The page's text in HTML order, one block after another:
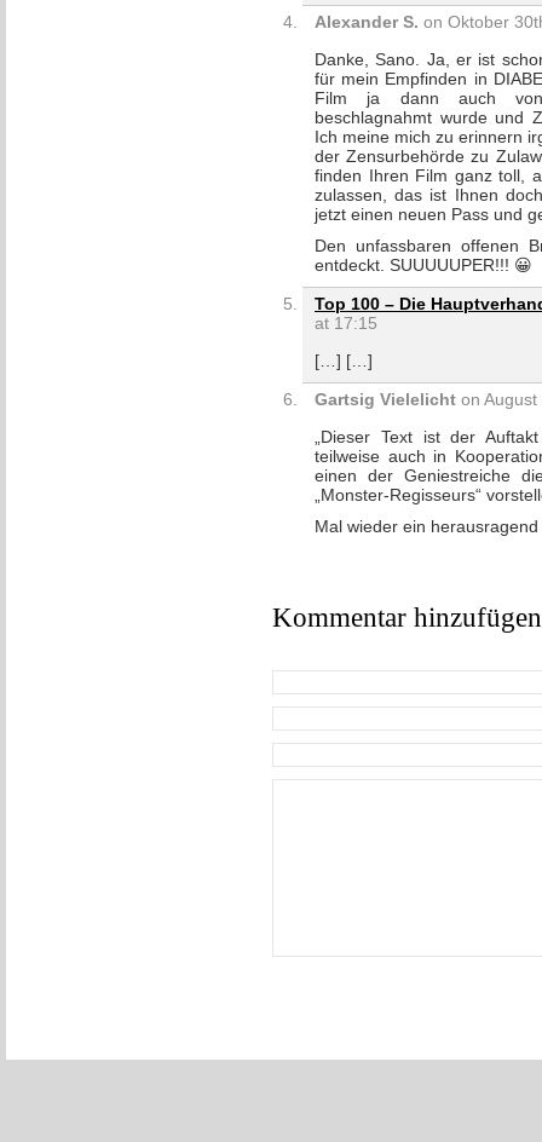
Alexander S. on Oktober
Danke, Sano. Ja, er ist
für mein Empfinden in
Film ja dann auch von
beschlagnahmt wurde und
Ich meine mich zu erinnern
der Zensurbehörde zu
finden Ihren Film ganz toll,
zulassen, das ist Ihnen
jetzt einen neuen Pass und
Den unfassbaren offenen
entdeckt. SUUUUUPER!!! 😀
Top 100 – Die
at 17:15
[…] […]
Gartsig Vielelicht on
„Dieser Text ist der
teilweise auch in
einen der Geniestreiche
„Monster-Regisseurs“
Mal wieder ein
Kommentar hinzufügen